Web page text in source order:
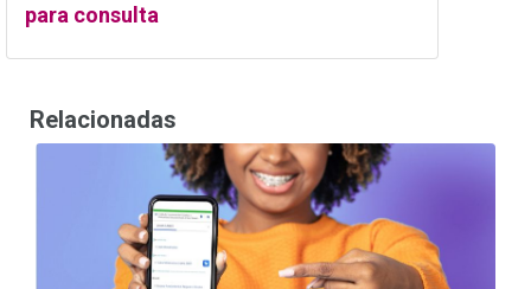
para consulta
Relacionadas